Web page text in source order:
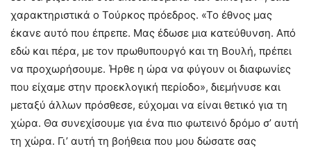
χαρακτηριστικά ο Τούρκος πρόεδρος. «Το έθνος μας
έκανε αυτό που έπρεπε. Μας έδωσε μια κατεύθυνση. Από
εδώ και πέρα, με τον πρωθυπουργό και τη Βουλή, πρέπει
να προχωρήσουμε. Ήρθε η ώρα να φύγουν οι διαφωνίες
που είχαμε στην προεκλογική περίοδο», διεμήνυσε και
μεταξύ άλλων πρόσθεσε, εύχομαι να είναι θετικό για τη
χώρα. Θα συνεχίσουμε για ένα πιο φωτεινό δρόμο σ’ αυτή
τη χώρα. Γι’ αυτή τη βοήθεια που μου δώσατε σας